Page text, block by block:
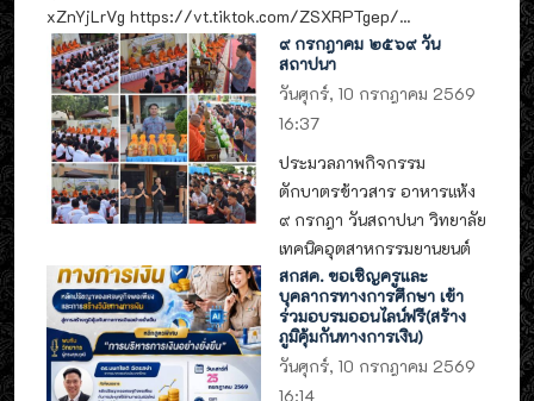
xZnYjLrVg https://vt.tiktok.com/ZSXRPTgep/...
๙ กรกฎาคม ๒๕๖๙ วัน
สถาปนา
วันศุกร์, 10 กรกฎาคม 2569
16:37
ประมวลภาพกิจกรรม
ตักบาตรข้าวสาร อาหารแห้ง
๙ กรกฎา วันสถาปนา วิทยาลัย
เทคนิคอุตสาหกรรมยานยนต์
สกสค. ขอเชิญครูและ
บุคลากรทางการศึกษา เข้า
ร่วมอบรมออนไลน์ฟรี(สร้าง
ภูมิคุ้มกันทางการเงิน)
วันศุกร์, 10 กรกฎาคม 2569
16:14